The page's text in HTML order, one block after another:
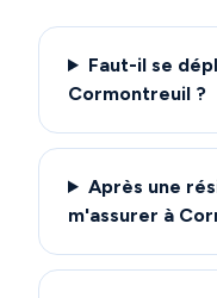
Faut-il se
Cormontreuil ?
Après une
m'assurer à